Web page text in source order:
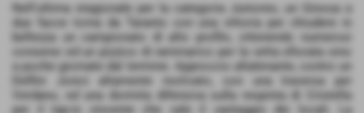
Nell'ultima stagionale per la categoria Juniores, un Ginosa a
due facce torna da Taranto con una vittoria per chiudere in
bellezza un campionato di alto profilo, ottenendo numerosi
consensi ed un pizzico di rammarico per la vetta sfiorata sino
a poche giornate dal termine. Approccio altalenante, contro un
Delfini Jonici altamente motivato, con una traversa per
Verdano, ed una dormita difensiva sulla respinta di Cristella
per il tap-in vincente che vale il vantaggio dei locali. La